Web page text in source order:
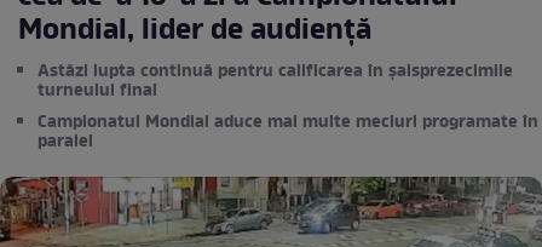
Mondial, lider de audienţă
Astăzi lupta continuă pentru calificarea în şaisprezecimile
turneului final
Campionatul Mondial aduce mai multe meciuri programate în
paralel